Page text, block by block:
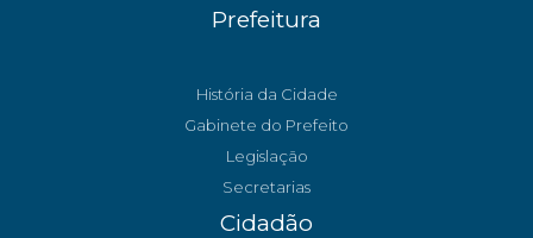
Prefeitura
História da Cidade
Gabinete do Prefeito
Legislação
Secretarias
Cidadão